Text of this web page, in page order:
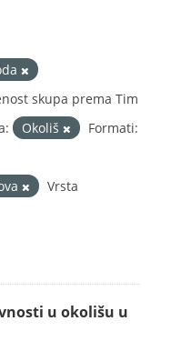
skupa prema Tim
Okoliš
Formati:
Vrsta
u okolišu u